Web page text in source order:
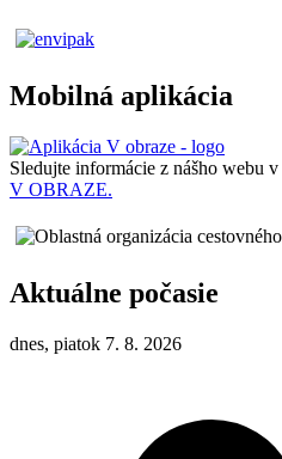
Mobilná aplikácia
Sledujte informácie z nášho webu v
V OBRAZE.
Aktuálne počasie
dnes, piatok 7. 8. 2026